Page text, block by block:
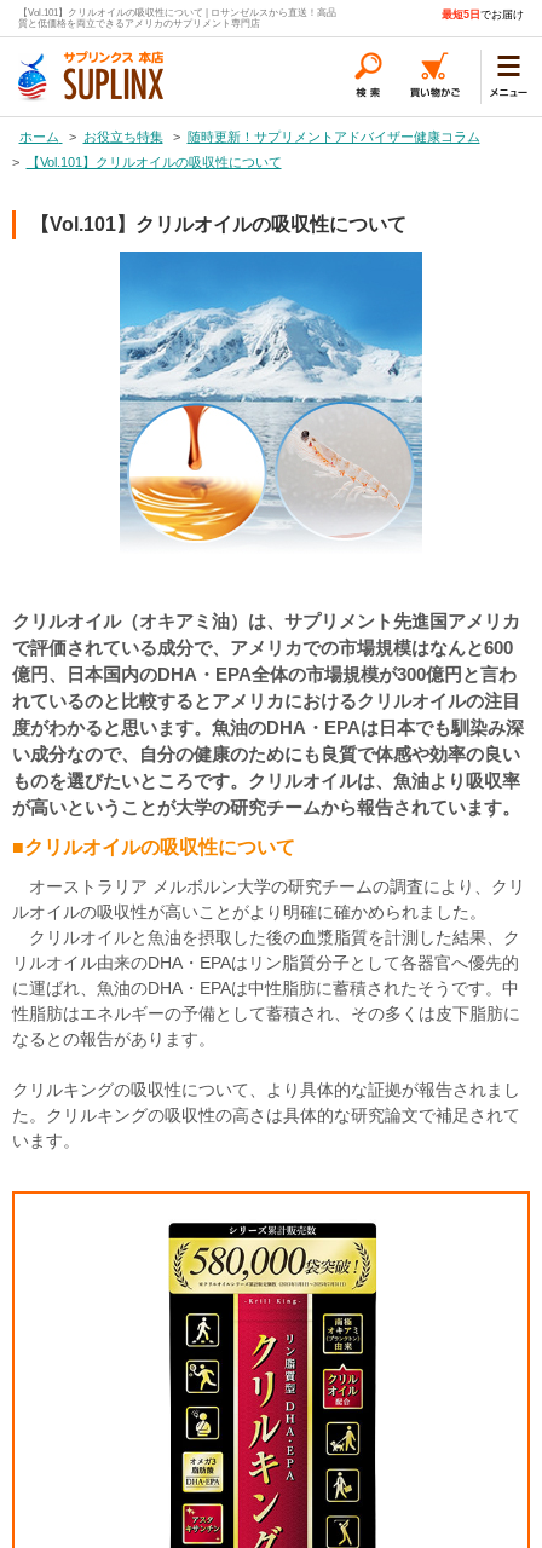
【Vol.101】クリルオイルの吸収性について | ロサンゼルスから直送！高品
質と低価格を両立できるアメリカのサプリメント専門店
最短5日 でお届け
ホーム > お役立ち特集 > 随時更新！サプリメントアドバイザー健康コラム
>
【Vol.101】クリルオイルの吸収性について
【Vol.101】クリルオイルの吸収性について
クリルオイル（オキアミ油）は、サプリメント先進国アメリカ
で評価されている成分で、アメリカでの市場規模はなんと600
億円、日本国内のDHA・EPA全体の市場規模が300億円と言わ
れているのと比較するとアメリカにおけるクリルオイルの注目
度がわかると思います。魚油のDHA・EPAは日本でも馴染み深
い成分なので、自分の健康のためにも良質で体感や効率の良い
ものを選びたいところです。クリルオイルは、魚油より吸収率
が高いということが大学の研究チームから報告されています。
■クリルオイルの吸収性について
オーストラリア メルボルン大学の研究チームの調査により、クリ
ルオイルの吸収性が高いことがより明確に確かめられました。
クリルオイルと魚油を摂取した後の血漿脂質を計測した結果、ク
リルオイル由来のDHA・EPAはリン脂質分子として各器官へ優先的
に運ばれ、魚油のDHA・EPAは中性脂肪に蓄積されたそうです。中
性脂肪はエネルギーの予備として蓄積され、その多くは皮下脂肪に
なるとの報告があります。
クリルキングの吸収性について、より具体的な証拠が報告されまし
た。クリルキングの吸収性の高さは具体的な研究論文で補足されて
います。